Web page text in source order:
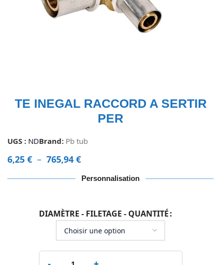
TE INEGAL RACCORD A SERTIR
PER
UGS : NDBrand: Pb tub
6,25 € – 765,94 €
Personnalisation
DIAMÈTRE - FILETAGE - QUANTITÉ